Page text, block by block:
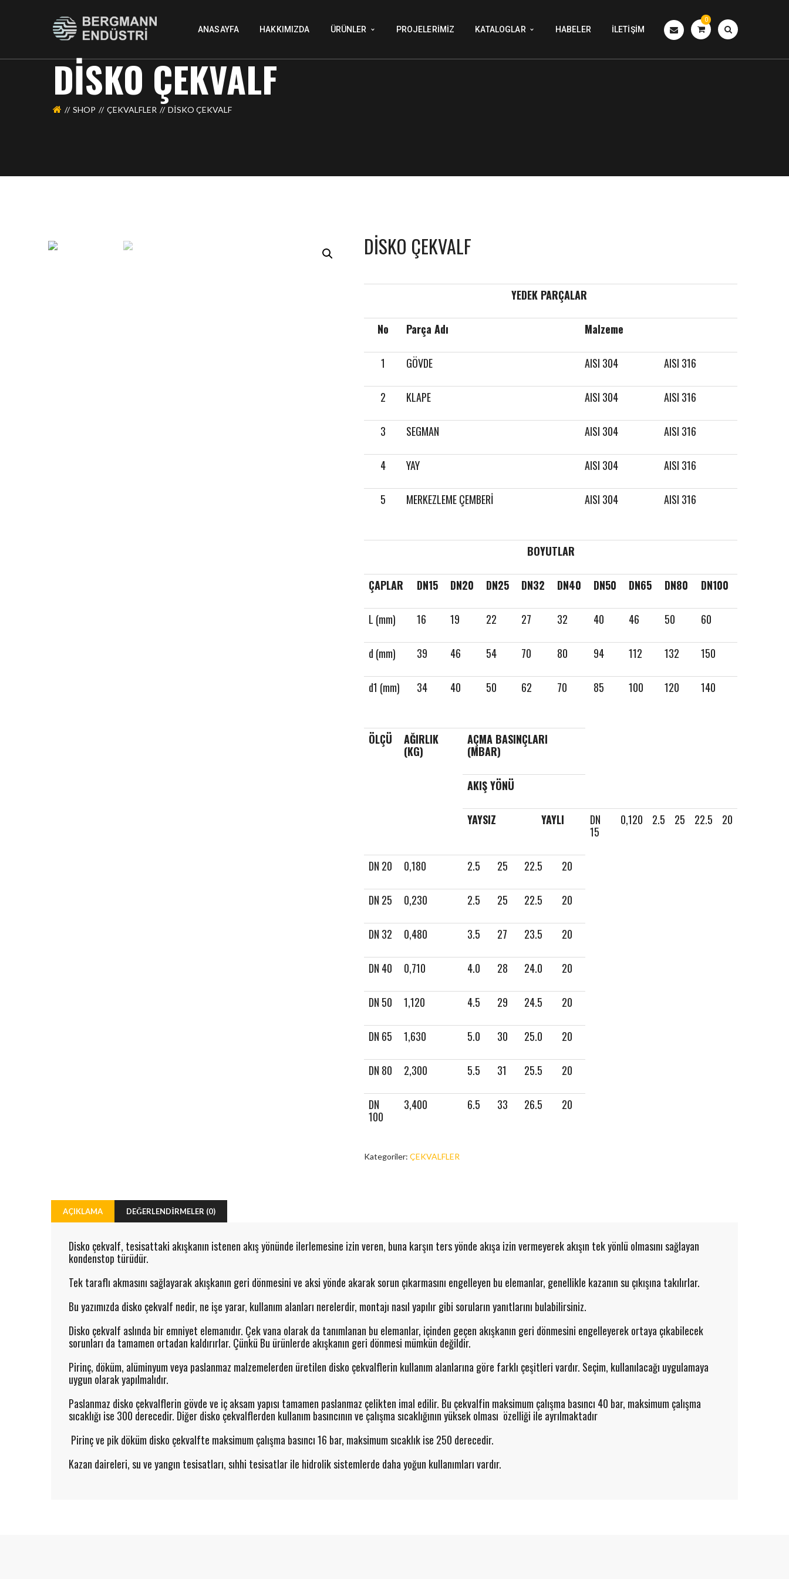
ANASAYFA HAKKIMIZDA ÜRÜNLER PROJELERIMIZ KATALOGLAR HABELER İLETIŞIM
0
Enter your email address for our mailing list to keep your self our lastest updated.
DİSKO ÇEKVALF
SHOP ÇEKVALFLER DİSKO ÇEKVALF
DİSKO ÇEKVALF
YEDEK PARÇALAR
No Parça Adı Malzeme
1 GÖVDE AISI 304 AISI 316
2 KLAPE AISI 304 AISI 316
3 SEGMAN AISI 304 AISI 316
4 YAY AISI 304 AISI 316
5 MERKEZLEME ÇEMBERİ AISI 304 AISI 316
BOYUTLAR
ÇAPLAR DN15 DN20 DN25 DN32 DN40 DN50 DN65 DN80 DN100
L (mm) 16 19 22 27 32 40 46 50 60
d (mm) 39 46 54 70 80 94 112 132 150
d1 (mm) 34 40 50 62 70 85 100 120 140
ÖLÇÜ
AĞIRLIK
(KG)
AÇMA BASINÇLARI
(MBAR)
AKIŞ YÖNÜ
YAYSIZ YAYLI
DN
15
0,120 2.5 25 22.5 20
DN 20 0,180 2.5 25 22.5 20
DN 25 0,230 2.5 25 22.5 20
DN 32 0,480 3.5 27 23.5 20
DN 40 0,710 4.0 28 24.0 20
DN 50 1,120 4.5 29 24.5 20
DN 65 1,630 5.0 30 25.0 20
DN 80 2,300 5.5 31 25.5 20
DN
100
3,400 6.5 33 26.5 20
Kategoriler:ÇEKVALFLER
AÇIKLAMA DEĞERLENDIRMELER (0)
Disko çekvalf, tesisattaki akışkanın istenen akış yönünde ilerlemesine izin veren, buna karşın ters yönde akışa izin vermeyerek akışın tek yönlü olmasını sağlayan
kondenstop türüdür.
Tek taraflı akmasını sağlayarak akışkanın geri dönmesini ve aksi yönde akarak sorun çıkarmasını engelleyen bu elemanlar, genellikle kazanın su çıkışına takılırlar.
Bu yazımızda disko çekvalf nedir, ne işe yarar, kullanım alanları nerelerdir, montajı nasıl yapılır gibi soruların yanıtlarını bulabilirsiniz.
Disko çekvalf aslında bir emniyet elemanıdır. Çek vana olarak da tanımlanan bu elemanlar, içinden geçen akışkanın geri dönmesini engelleyerek ortaya çıkabilecek
sorunları da tamamen ortadan kaldırırlar. Çünkü Bu ürünlerde akışkanın geri dönmesi mümkün değildir.
Pirinç, döküm, alüminyum veya paslanmaz malzemelerden üretilen disko çekvalflerin kullanım alanlarına göre farklı çeşitleri vardır. Seçim, kullanılacağı uygulamaya
uygun olarak yapılmalıdır.
Paslanmaz disko çekvalflerin gövde ve iç aksam yapısı tamamen paslanmaz çelikten imal edilir. Bu çekvalfin maksimum çalışma basıncı 40 bar, maksimum çalışma
sıcaklığı ise 300 derecedir. Diğer disko çekvalflerden kullanım basıncının ve çalışma sıcaklığının yüksek olması özelliği ile ayrılmaktadır
Pirinç ve pik döküm disko çekvalfte maksimum çalışma basıncı 16 bar, maksimum sıcaklık ise 250 derecedir.
Kazan daireleri, su ve yangın tesisatları, sıhhi tesisatlar ile hidrolik sistemlerde daha yoğun kullanımları vardır.